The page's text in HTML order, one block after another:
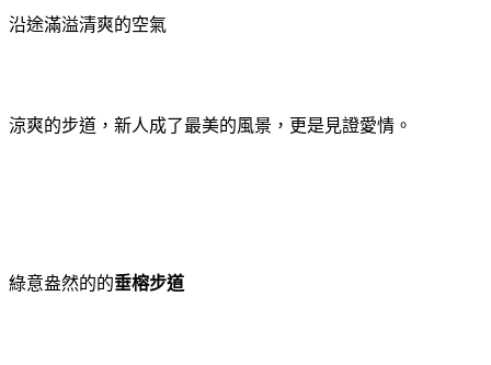
沿途滿溢清爽的空氣
涼爽的步道，新人成了最美的風景，更是見證愛情。
綠意盎然的的垂榕步道